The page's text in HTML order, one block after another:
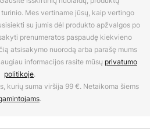
Mes vertiname jūsų, kaip vertingo
su jumis dėl produkto apžvalgos po
prenumeratos paspaudę kiekvieno
atsisakymo nuorodą arba parašę mums
informacijos rasite mūsų privatumo
politikoje.
kurių suma viršija 99 €. Netaikoma šiems
.